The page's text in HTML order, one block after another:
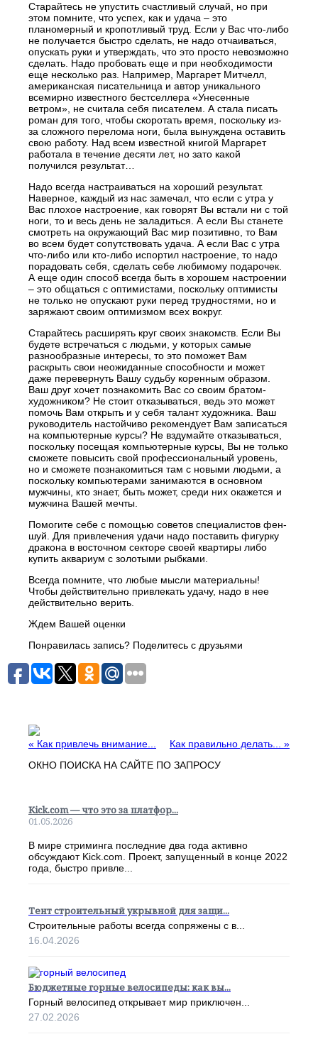
Старайтесь не упустить счастливый случай, но при
этом помните, что успех, как и удача – это
планомерный и кропотливый труд. Если у Вас что-либо
не получается быстро сделать, не надо отчаиваться,
опускать руки и утверждать, что это просто невозможно
сделать. Надо пробовать еще и при необходимости
еще несколько раз. Например, Маргарет Митчелл,
американская писательница и автор уникального
всемирно известного бестселлера «Унесенные
ветром», не считала себя писателем. А стала писать
роман для того, чтобы скоротать время, поскольку из-
за сложного перелома ноги, была вынуждена оставить
свою работу. Над всем известной книгой Маргарет
работала в течение десяти лет, но зато какой
получился результат…
Надо всегда настраиваться на хороший результат.
Наверное, каждый из нас замечал, что если с утра у
Вас плохое настроение, как говорят Вы встали ни с той
ноги, то и весь день не заладиться. А если Вы станете
смотреть на окружающий Вас мир позитивно, то Вам
во всем будет сопутствовать удача. А если Вас с утра
что-либо или кто-либо испортил настроение, то надо
порадовать себя, сделать себе любимому подарочек.
А еще один способ всегда быть в хорошем настроении
– это общаться с оптимистами, поскольку оптимисты
не только не опускают руки перед трудностями, но и
заряжают своим оптимизмом всех вокруг.
Старайтесь расширять круг своих знакомств. Если Вы
будете встречаться с людьми, у которых самые
разнообразные интересы, то это поможет Вам
раскрыть свои неожиданные способности и может
даже перевернуть Вашу судьбу коренным образом.
Ваш друг хочет познакомить Вас со своим братом-
художником? Не стоит отказываться, ведь это может
помочь Вам открыть и у себя талант художника. Ваш
руководитель настойчиво рекомендует Вам записаться
на компьютерные курсы? Не вздумайте отказываться,
поскольку посещая компьютерные курсы, Вы не только
сможете повысить свой профессиональный уровень,
но и сможете познакомиться там с новыми людьми, а
поскольку компьютерами занимаются в основном
мужчины, кто знает, быть может, среди них окажется и
мужчина Вашей мечты.
Помогите себе с помощью советов специалистов фен-
шуй. Для привлечения удачи надо поставить фигурку
дракона в восточном секторе своей квартиры либо
купить аквариум с золотыми рыбками.
Всегда помните, что любые мысли материальны!
Чтобы действительно привлекать удачу, надо в нее
действительно верить.
Ждем Вашей оценки
Понравилась запись? Поделитесь с друзьями
« Как привлечь внимание... Как правильно делать... »
ОКНО ПОИСКА НА САЙТЕ ПО ЗАПРОСУ
Kick.com — что это за платфор...
01.05.2026
В мире стриминга последние два года активно
обсуждают Kick.com. Проект, запущенный в конце 2022
года, быстро привле...
Тент строительный укрывной для защи...
Строительные работы всегда сопряжены с в...
16.04.2026
Бюджетные горные велосипеды: как вы...
Горный велосипед открывает мир приключен...
27.02.2026